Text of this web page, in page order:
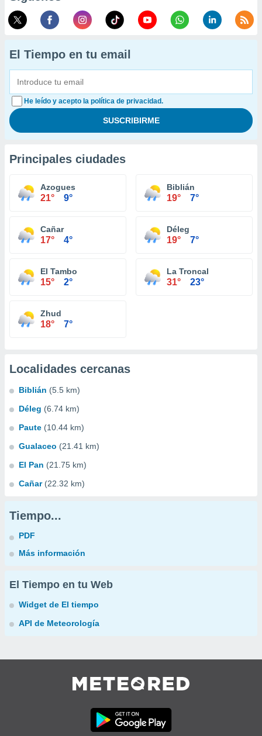
El Tiempo en tu email
He leído y acepto la política de privacidad.
Principales ciudades
Azogues
21° 9°
Biblián
19° 7°
Cañar
17° 4°
Déleg
19° 7°
El Tambo
15° 2°
La Troncal
31° 23°
Zhud
18° 7°
Localidades cercanas
Biblián (5.5 km)
Déleg (6.74 km)
Paute (10.44 km)
Gualaceo (21.41 km)
El Pan (21.75 km)
Cañar (22.32 km)
Tiempo...
PDF
Más información
El Tiempo en tu Web
Widget de El tiempo
API de Meteorología